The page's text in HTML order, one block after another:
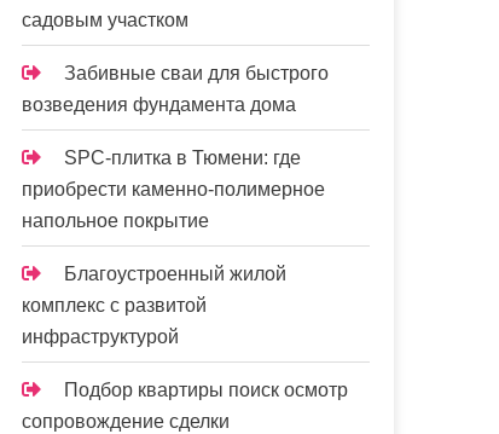
садовым участком
Забивные сваи для быстрого
возведения фундамента дома
SPC-плитка в Тюмени: где
приобрести каменно-полимерное
напольное покрытие
Благоустроенный жилой
комплекс с развитой
инфраструктурой
Подбор квартиры поиск осмотр
сопровождение сделки